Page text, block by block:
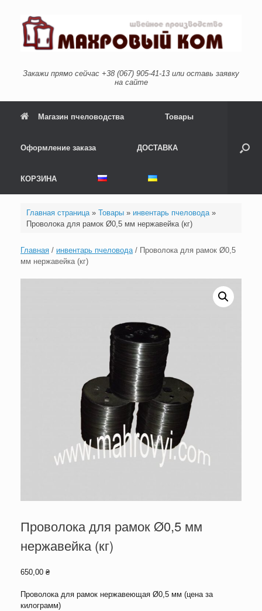
содержанию
Закажи прямо сейчас +38 (067) 905-41-13 или оставь заявку
на сайте
Магазин пчеловодства Товары
Оформление заказа ДОСТАВКА
КОРЗИНА
Главная страница» Товары» инвентарь пчеловода»
Проволока для рамок Ø0,5 мм нержавейка (кг)
Главная / инвентарь пчеловода/ Проволока для рамок Ø0,5
мм нержавейка (кг)
Проволока для рамок Ø0,5 мм
нержавейка (кг)
650,00 ₴
Проволока для рамок нержавеющая Ø0,5 мм (цена за
килограмм)